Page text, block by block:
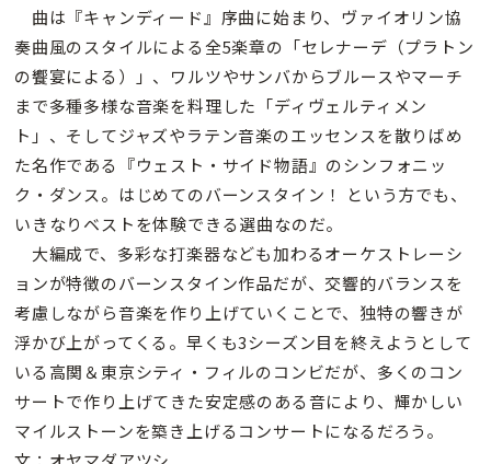
曲は『キャンディード』序曲に始まり、ヴァイオリン協
奏曲風のスタイルによる全5楽章の「セレナーデ（プラトン
の饗宴による）」、ワルツやサンバからブルースやマーチ
まで多種多様な音楽を料理した「ディヴェルティメン
ト」、そしてジャズやラテン音楽のエッセンスを散りばめ
た名作である『ウェスト・サイド物語』のシンフォニッ
ク・ダンス。はじめてのバーンスタイン！ という方でも、
いきなりベストを体験できる選曲なのだ。
大編成で、多彩な打楽器なども加わるオーケストレーシ
ョンが特徴のバーンスタイン作品だが、交響的バランスを
考慮しながら音楽を作り上げていくことで、独特の響きが
浮かび上がってくる。早くも3シーズン目を終えようとして
いる高関＆東京シティ・フィルのコンビだが、多くのコン
サートで作り上げてきた安定感のある音により、輝かしい
マイルストーンを築き上げるコンサートになるだろう。